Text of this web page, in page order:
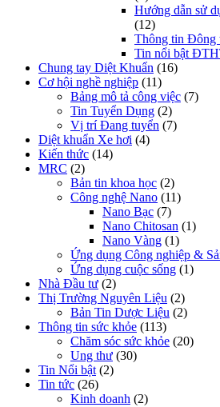
Hướng dẫn sử
(12)
Thông tin Đông
Tin nổi bật
Chung tay Diệt Khuẩn (16)
Cơ hội nghề nghiệp (11)
Bảng mô tả công việc (7)
Tin Tuyển Dụng (2)
Vị trí Đang tuyển (7)
Diệt khuẩn Xe hơi (4)
Kiến thức (14)
MRC (2)
Bản tin khoa học (2)
Công nghệ Nano (11)
Nano Bạc (7)
Nano Chitosan (1)
Nano Vàng (1)
Ứng dụng Công nghiệp &
Ứng dụng cuộc sống (1)
Nhà Đầu tư (2)
Thị Trường Nguyên Liệu (2)
Bản Tin Dược Liệu (2)
Thông tin sức khỏe (113)
Chăm sóc sức khỏe (20)
Ung thư (30)
Tin Nổi bật (2)
Tin tức (26)
Kinh doanh (2)